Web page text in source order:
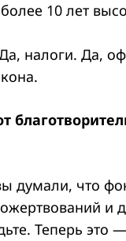
10 лет
налоги. Да,
думали, что
и
Теперь это